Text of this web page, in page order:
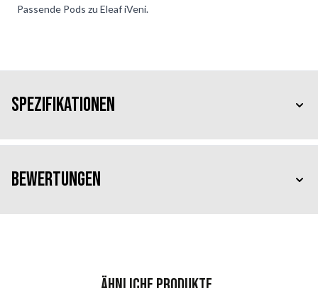
Passende Pods zu Eleaf iVeni.
Spezifikationen
Bewertungen